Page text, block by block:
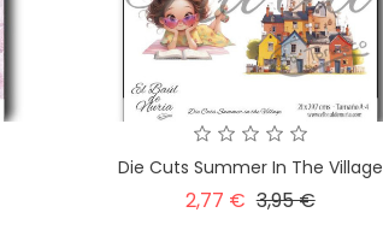
Die Cuts Summer In The Village
2,77 € Precio
3,95 €Precio